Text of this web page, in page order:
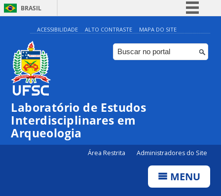
BRASIL
Simplifique!
Comunica BR
Participe
ACESSIBILIDADE ALTO CONTRASTE MAPA DO SITE
Laboratório de Estudos
Interdisciplinares em
Arqueologia
Área Restrita Administradores do Site
MENU